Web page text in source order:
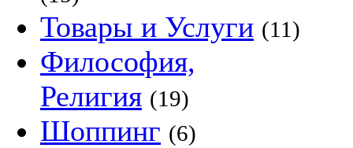
Товары и Услуги (11)
Философия,
Религия (19)
Шоппинг (6)